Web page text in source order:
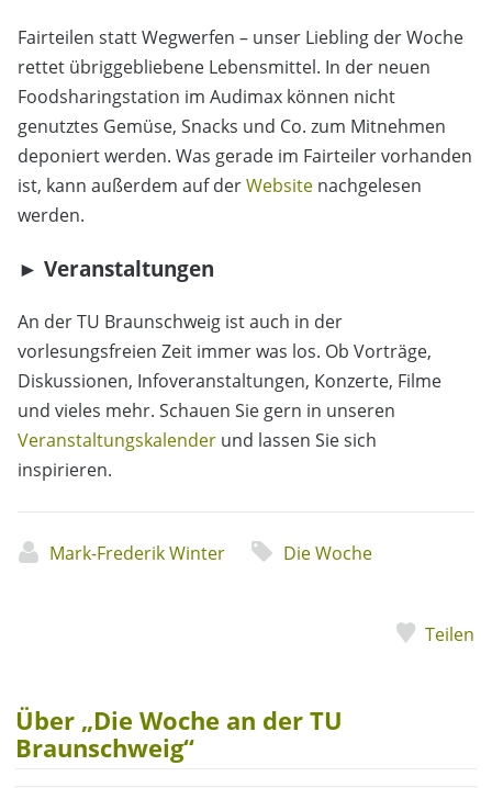
Fairteilen statt Wegwerfen – unser Liebling der Woche
rettet übriggebliebene Lebensmittel. In der neuen
Foodsharingstation im Audimax können nicht
genutztes Gemüse, Snacks und Co. zum Mitnehmen
deponiert werden. Was gerade im Fairteiler vorhanden
ist, kann außerdem auf derWebsite nachgelesen
werden.
► Veranstaltungen
An der TU Braunschweig ist auch in der
vorlesungsfreien Zeit immer was los. Ob Vorträge,
Diskussionen, Infoveranstaltungen, Konzerte, Filme
und vieles mehr. Schauen Sie gern in unseren
Veranstaltungskalender und lassen Sie sich
inspirieren.
Mark-Frederik Winter Die Woche
Teilen
Über „Die Woche an der TU
Braunschweig“